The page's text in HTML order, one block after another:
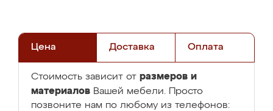
Цена Доставка Оплата
Стоимость зависит от размеров и
материалов Вашей мебели. Просто
позвоните нам по любому из телефонов: